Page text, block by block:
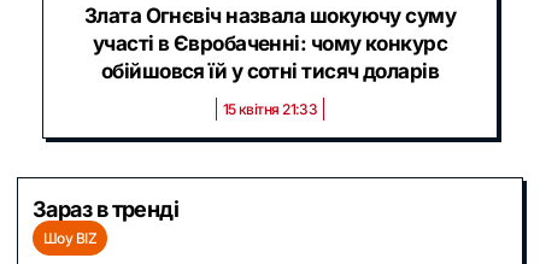
Злата Огнєвіч назвала шокуючу суму
участі в Євробаченні: чому конкурс
обійшовся їй у сотні тисяч доларів
15 квітня 21:33
Зараз в тренді
Шоу BIZ